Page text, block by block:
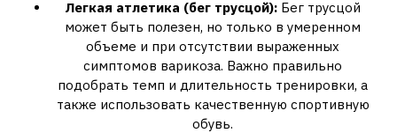
Легкая атлетика (бег трусцой): Бег трусцой
может быть полезен, но только в умеренном
объеме и при отсутствии выраженных
симптомов варикоза. Важно правильно
подобрать темп и длительность тренировки, а
также использовать качественную спортивную
обувь.